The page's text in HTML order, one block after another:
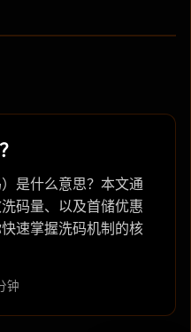
是什么意思？本文通
码量、以及首储优惠
速掌握洗码机制的核
钟